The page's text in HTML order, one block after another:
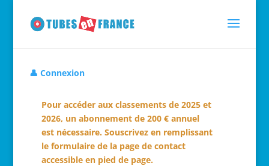
👤 Connexion
Pour accéder aux classements de 2025 et
2026, un abonnement de 200 € annuel
est nécessaire. Souscrivez en remplissant
le formulaire de la page de contact
accessible en pied de page.